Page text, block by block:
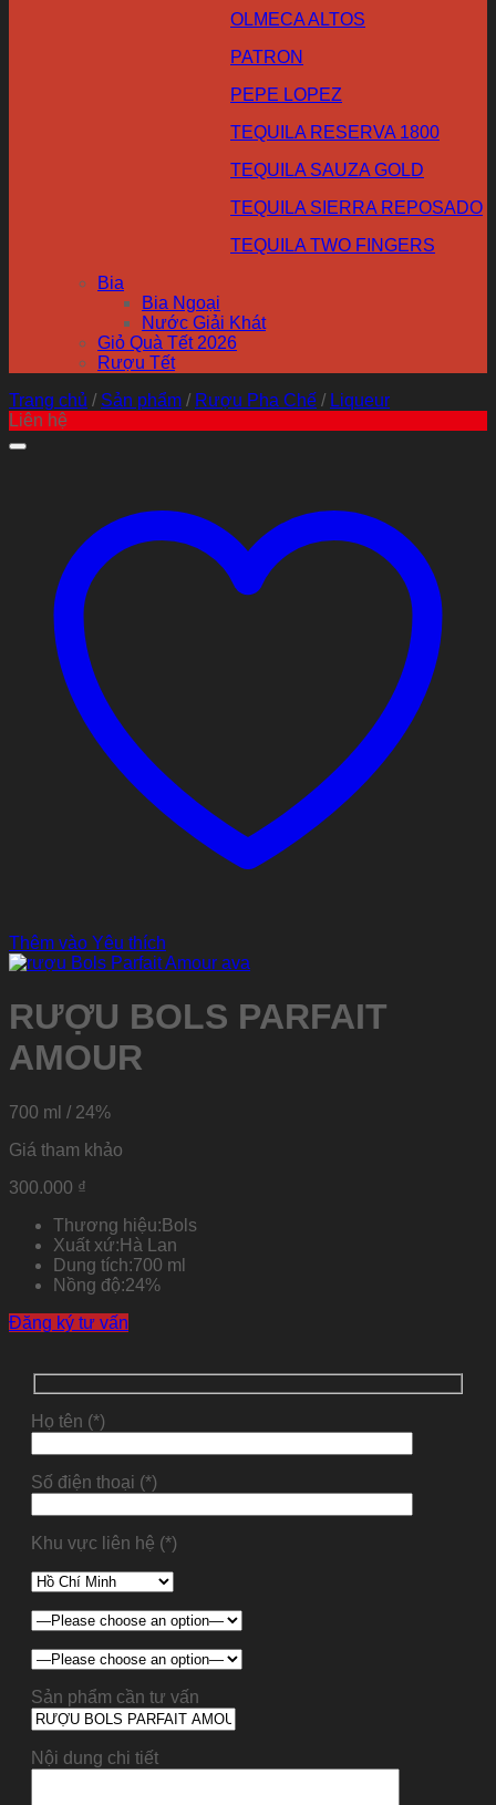
OLMECA ALTOS
PATRON
PEPE LOPEZ
TEQUILA RESERVA 1800
TEQUILA SAUZA GOLD
TEQUILA SIERRA REPOSADO
TEQUILA TWO FINGERS
Bia
Bia Ngoại
Nước Giải Khát
Giỏ Quà Tết 2026
Rượu Tết
Trang chủ / Sản phẩm / Rượu Pha Chế / Liqueur
Liên hệ
Thêm vào Yêu thích
RƯỢU BOLS PARFAIT
AMOUR
700 ml / 24%
Giá tham khảo
300.000 ₫
Thương hiệu: Bols
Xuất xứ: Hà Lan
Dung tích:700 ml
Nồng độ:24%
Đăng ký tư vấn
Họ tên (*)
Số điện thoại (*)
Khu vực liên hệ (*)
Sản phẩm cần tư vấn
Nội dung chi tiết